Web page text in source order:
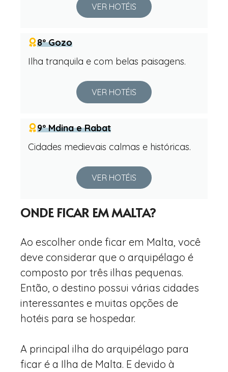
VER HOTÉIS
8º Gozo
Ilha tranquila e com belas paisagens.
VER HOTÉIS
9º Mdina e Rabat
Cidades medievais calmas e históricas.
VER HOTÉIS
ONDE FICAR EM MALTA?
Ao escolher onde ficar em Malta, você
deve considerar que o arquipélago é
composto por três ilhas pequenas.
Então, o destino possui várias cidades
interessantes e muitas opções de
hotéis para se hospedar.
A principal ilha do arquipélago para
ficar é a Ilha de Malta. E devido à